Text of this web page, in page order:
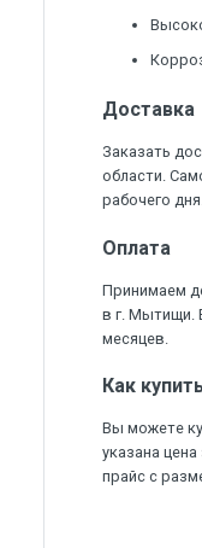
Доставка
Заказать
области.
рабочего
Оплата
Принимаем
в г. Мытищи.
месяцев.
Как
Вы можете
указана
прайс с